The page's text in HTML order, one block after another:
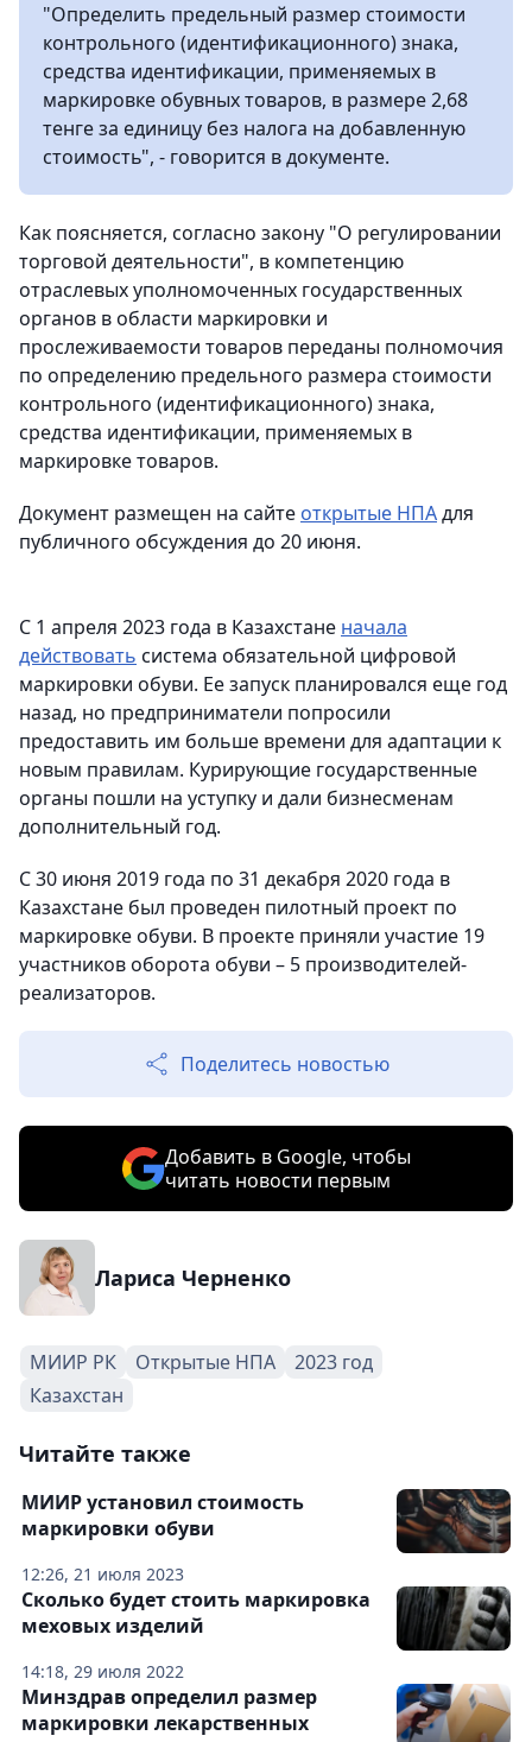
"Определить предельный размер стоимости
контрольного (идентификационного) знака,
средства идентификации, применяемых в
маркировке обувных товаров, в размере 2,68
тенге за единицу без налога на добавленную
стоимость", - говорится в документе.
Как поясняется, согласно закону "О регулировании
торговой деятельности", в компетенцию
отраслевых уполномоченных государственных
органов в области маркировки и
прослеживаемости товаров переданы полномочия
по определению предельного размера стоимости
контрольного (идентификационного) знака,
средства идентификации, применяемых в
маркировке товаров.
Документ размещен на сайте открытые НПАдля
публичного обсуждения до 20 июня.
С 1 апреля 2023 года в Казахстане начала
действовать система обязательной цифровой
маркировки обуви. Ее запуск планировался еще год
назад, но предприниматели попросили
предоставить им больше времени для адаптации к
новым правилам. Курирующие государственные
органы пошли на уступку и дали бизнесменам
дополнительный год.
С 30 июня 2019 года по 31 декабря 2020 года в
Казахстане был проведен пилотный проект по
маркировке обуви. В проекте приняли участие 19
участников оборота обуви – 5 производителей-
реализаторов.
Поделитесь новостью
Добавить в Google, чтобы
читать новости первым
Лариса Черненко
МИИР РК Открытые НПА
2023 год
Казахстан
Читайте также
12:26, 21 июля 2023
МИИР установил стоимость
маркировки обуви
14:18, 29 июля 2022
Сколько будет стоить маркировка
меховых изделий
Минздрав определил размер
маркировки лекарственных